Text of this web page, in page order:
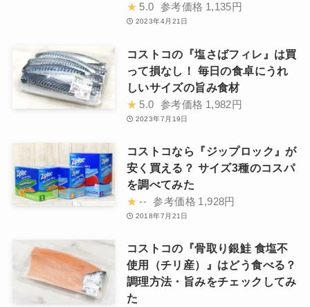
★ 5.0 参考価格 1,135円
2023年4月21日
コストコの『塩さばフィレ』は買
って損なし！ 毎日の食卓にうれ
しいサイズの旨み食材
★ 5.0 参考価格 1,982円
2023年7月19日
コストコなら『ジップロック』が
安く買える？ サイズ3種のコスパ
を調べてみた
★ -- 参考価格 1,928円
2018年7月21日
コストコの『骨取り銀鮭 食塩不
使用（チリ産）』はどう食べる？
調理方法・旨みをチェックしてみ
た